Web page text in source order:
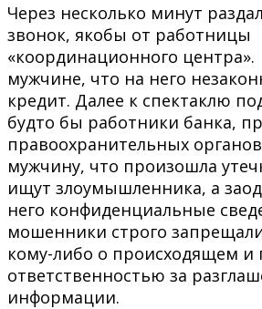
Через несколько минут
звонок, якобы от работницы
«координационного
мужчине, что на него
кредит. Далее к спектаклю
будто бы работники банка,
правоохранительных
мужчину, что произошла
ищут злоумышленника, а
него конфиденциальные
мошенники строго
кому-либо о происходящем и
ответственностью за
информации.